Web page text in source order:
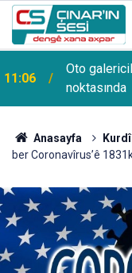
11:06
Oto
noktasında
Anasayfa Kurdî
ber Coronavîrus’ê